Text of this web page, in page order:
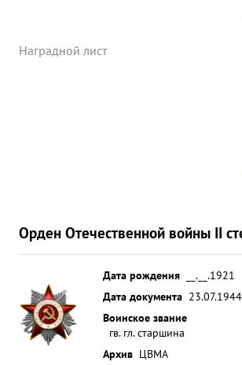
Наградной лист
Орден Отечественной войны II
Дата рождения
__.__.1921
Дата документа 23.07.1944
Воинское звание
гв. гл. старшина
Архив ЦВМА